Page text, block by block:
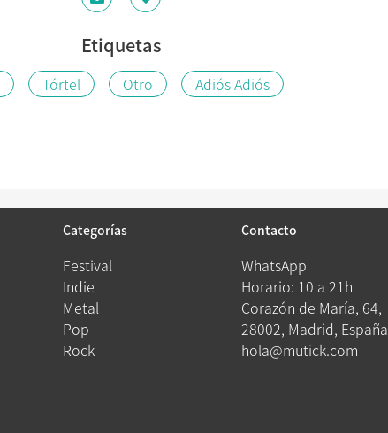
Etiquetas
Tórtel Otro Adiós Adiós
Categorías
Festival
Indie
Metal
Pop
Rock
Contacto
WhatsApp
Horario: 10 a 21h
Corazón de María, 64,
28002, Madrid, España
hola@mutick.com